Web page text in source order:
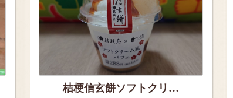
桔梗信玄餅ソフトクリ…